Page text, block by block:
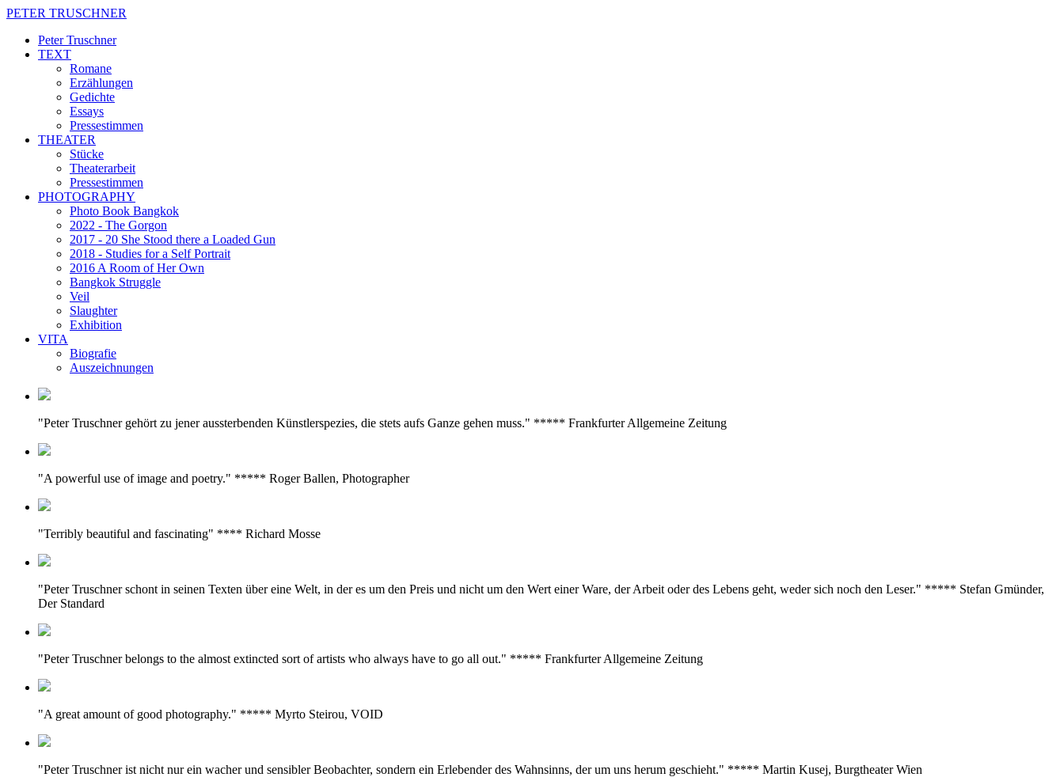
PETER TRUSCHNER
Peter Truschner
TEXT
Romane
Erzählungen
Gedichte
Essays
Pressestimmen
THEATER
Stücke
Theaterarbeit
Pressestimmen
PHOTOGRAPHY
Photo Book Bangkok
2022 - The Gorgon
2017 - 20 She Stood there a Loaded Gun
2018 - Studies for a Self Portrait
2016 A Room of Her Own
Bangkok Struggle
Veil
Slaughter
Exhibition
VITA
Biografie
Auszeichnungen
"Peter Truschner gehört zu jener aussterbenden Künstlerspezies, die stets aufs Ganze gehen muss." ***** Frankfurter Allgemeine Zeitung
"A powerful use of image and poetry." ***** Roger Ballen, Photographer
"Terribly beautiful and fascinating" **** Richard Mosse
"Peter Truschner schont in seinen Texten über eine Welt, in der es um den Preis und nicht um den Wert einer Ware, der Arbeit oder des Lebens geht, weder sich noch den Leser." ***** Stefan Gmünder,
Der Standard
"Peter Truschner belongs to the almost extincted sort of artists who always have to go all out." ***** Frankfurter Allgemeine Zeitung
"A great amount of good photography." ***** Myrto Steirou, VOID
"Peter Truschner ist nicht nur ein wacher und sensibler Beobachter, sondern ein Erlebender des Wahnsinns, der um uns herum geschieht." ***** Martin Kusej, Burgtheater Wien